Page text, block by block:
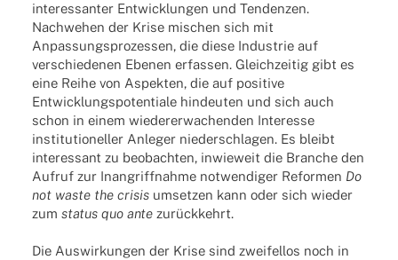
interessanter Entwicklungen und Tendenzen.
Nachwehen der Krise mischen sich mit
Anpassungsprozessen, die diese Industrie auf
verschiedenen Ebenen erfassen. Gleichzeitig gibt es
eine Reihe von Aspekten, die auf positive
Entwicklungspotentiale hindeuten und sich auch
schon in einem wiedererwachenden Interesse
institutioneller Anleger niederschlagen. Es bleibt
interessant zu beobachten, inwieweit die Branche den
Aufruf zur Inangriffnahme notwendiger Reformen Do
not waste the crisisumsetzen kann oder sich wieder
zum status quo antezurückkehrt.
Die Auswirkungen der Krise sind zweifellos noch in